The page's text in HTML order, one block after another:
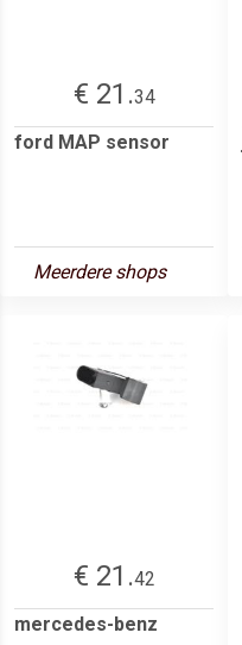
€ 21.34
ford MAP sensor
Meerdere shops
€ 21.42
mercedes-benz